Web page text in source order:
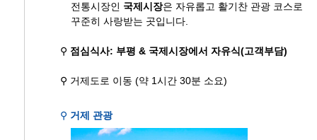
전통시장인 국제시장은 자유롭고 활기찬 관광 코스로
꾸준히 사랑받는 곳입니다.
⚲ 점심식사: 부평 & 국제시장에서 자유식(고객부담)
⚲ 거제도로 이동 (약 1시간 30분 소요)
⚲ 거제 관광